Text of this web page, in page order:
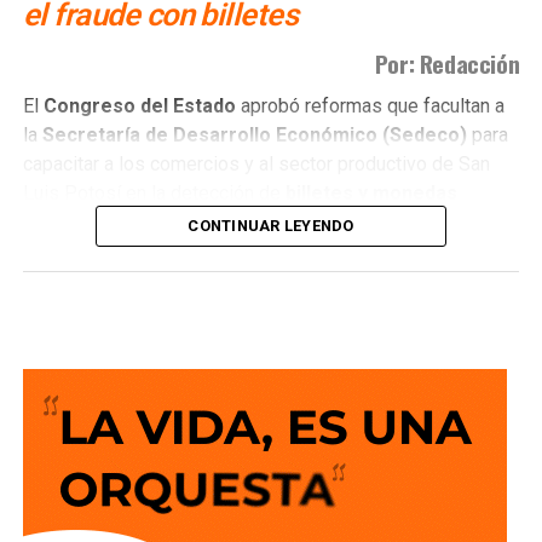
Con esta iniciativa se busca establecer que comete el
asistencia familiar quien se coloque intencionalmente en
estado de insolvencia con el propósito de eludir el
establecidas por la ley.
La legislación establecerá que, salvo prueba en contrario,
se presumirá dicha intención cuando el deudor, sin causa
justificada, renuncie a su empleo o solicite licencia sin
goce de sueldo, cuando este constituya su único o
principal medio para obtener ingresos.
el fraude con billetes
Por: Redacción
El Congreso del Estado aprobó reformas que facultan a
la Secretaría de Desarrollo Económico (Sedeco) para
El pleno de laLXIV Legislaturamodificó laLey Orgánica
impulsadas por el diputado
Castillo
.
La nueva atribución permite a la dependencia coordinar
acciones de prevención, capacitación y seguimiento
técnico frente al fraude monetario, con el propósito de
CONTINUAR LEYENDO